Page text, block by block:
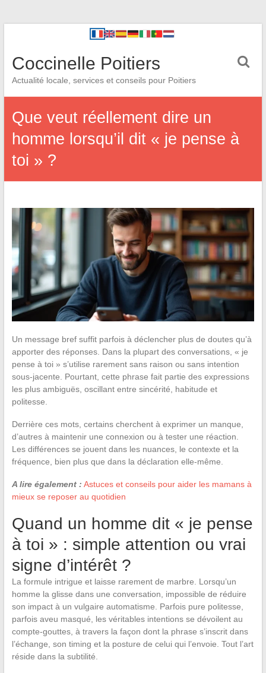
Coccinelle Poitiers
Actualité locale, services et conseils pour Poitiers
Que veut réellement dire un
homme lorsqu’il dit « je pense à
toi » ?
Un message bref suffit parfois à déclencher plus de doutes qu’à
apporter des réponses. Dans la plupart des conversations, « je
pense à toi » s’utilise rarement sans raison ou sans intention
sous-jacente. Pourtant, cette phrase fait partie des expressions
les plus ambiguës, oscillant entre sincérité, habitude et
politesse.
Derrière ces mots, certains cherchent à exprimer un manque,
d’autres à maintenir une connexion ou à tester une réaction.
Les différences se jouent dans les nuances, le contexte et la
fréquence, bien plus que dans la déclaration elle-même.
A lire également : Astuces et conseils pour aider les mamans à
mieux se reposer au quotidien
Quand un homme dit « je pense
à toi » : simple attention ou vrai
signe d’intérêt ?
La formule intrigue et laisse rarement de marbre. Lorsqu’un
homme la glisse dans une conversation, impossible de réduire
son impact à un vulgaire automatisme. Parfois pure politesse,
parfois aveu masqué, les véritables intentions se dévoilent au
compte-gouttes, à travers la façon dont la phrase s’inscrit dans
l’échange, son timing et la posture de celui qui l’envoie. Tout l’art
réside dans la subtilité.